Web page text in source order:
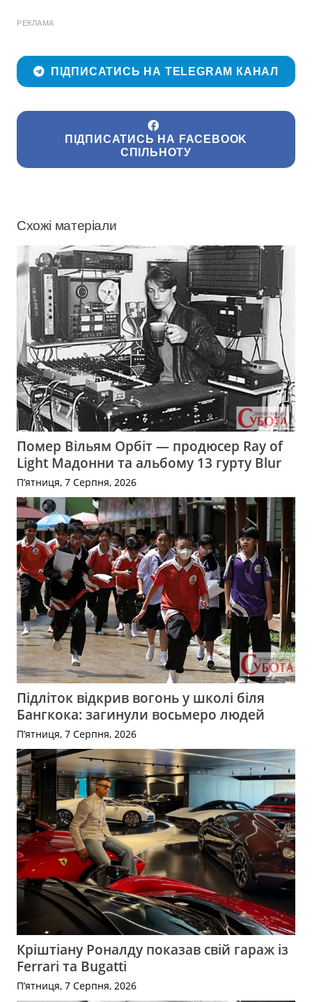
РЕКЛАМА
ПІДПИСАТИСЬ НА TELEGRAM КАНАЛ
ПІДПИСАТИСЬ НА FACEBOOK
СПІЛЬНОТУ
Схожі матеріали
Помер Вільям Орбіт — продюсер Ray of
Light Мадонни та альбому 13 гурту Blur
П’ятниця, 7 Серпня, 2026
Підліток відкрив вогонь у школі біля
Бангкока: загинули восьмеро людей
П’ятниця, 7 Серпня, 2026
Кріштіану Роналду показав свій гараж із
Ferrari та Bugatti
П’ятниця, 7 Серпня, 2026